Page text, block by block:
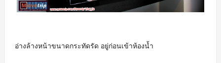
อ่างล้างหน้าขนาดกระทัดรัด อยู่ก่อนเข้าห้องน้ำ